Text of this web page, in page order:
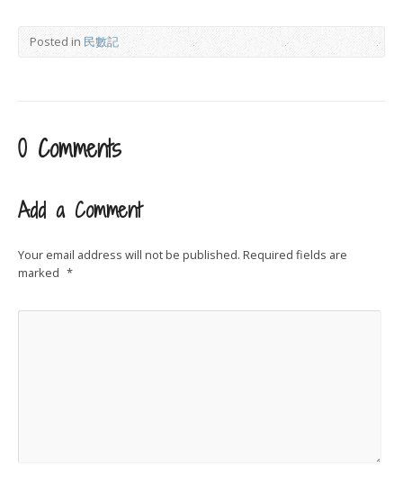
Posted in 民數記
0 Comments
Add a Comment
Your email address will not be published. Required fields are
marked *